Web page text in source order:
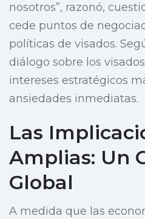
nosotros”, razonó,
cede puntos de
políticas de visados.
diálogo sobre los
intereses estratégicos
ansiedades inmediatas.
Las
Amplias: Un
Global
A medida que las